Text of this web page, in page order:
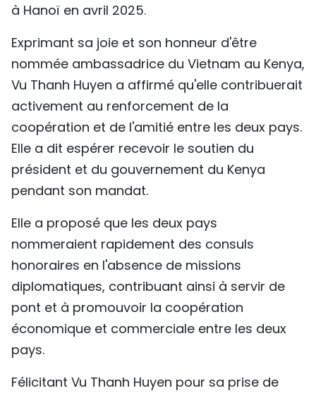
à Hanoï en avril 2025.
Exprimant sa joie et son honneur d'être
nommée ambassadrice du Vietnam au Kenya,
Vu Thanh Huyen a affirmé qu'elle contribuerait
activement au renforcement de la
coopération et de l'amitié entre les deux pays.
Elle a dit espérer recevoir le soutien du
président et du gouvernement du Kenya
pendant son mandat.
Elle a proposé que les deux pays
nommeraient rapidement des consuls
honoraires en l'absence de missions
diplomatiques, contribuant ainsi à servir de
pont et à promouvoir la coopération
économique et commerciale entre les deux
pays.
Félicitant Vu Thanh Huyen pour sa prise de